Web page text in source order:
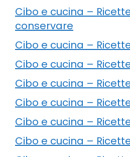
Cibo e cucina –
conservare
Cibo e cucina –
Cibo e cucina –
Cibo e cucina –
Cibo e cucina –
Cibo e cucina –
Cibo e cucina –